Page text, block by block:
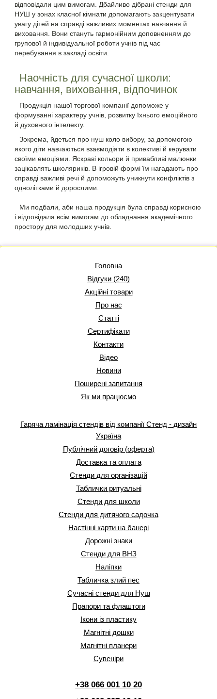
відповідали цим вимогам. Дбайливо дібрані стенди для
НУШ у зонах класної кімнати допомагають закцентувати
увагу дітей на справді важливих моментах навчання й
виховання. Вони стануть гармонійним доповненням до
групової й індивідуальної роботи учнів під час
перебування в закладі освіти.
Наочність для сучасної школи:
навчання, виховання, відпочинок
Продукція нашої торгової компанії допоможе у
формуванні характеру учнів, розвитку їхнього емоційного
й духовного інтелекту.
Зокрема, йдеться про нуш коло вибору, за допомогою
якого діти навчаються взаємодіяти в колективі й керувати
своїми емоціями. Яскраві кольори й привабливі малюнки
зацікавлять школяриків. В ігровій формі їм нагадають про
справді важливі речі й допоможуть уникнути конфліктів з
однолітками й дорослими.
Ми подбали, аби наша продукція була справді корисною
і відповідала всім вимогам до обладнання академічного
простору для молодших учнів.
Головна
Відгуки (240)
Акційні товари
Про нас
Статті
Сертифікати
Контакти
Відео
Новини
Поширені запитання
Як ми працюємо
Гаряча ламінація стендів від компанії Стенд - дизайн
Україна
Публічний договір (оферта)
Доставка та оплата
Стенди для організацій
Таблички ритуальні
Стенди для школи
Стенди для дитячого садочка
Настінні карти на банері
Дорожні знаки
Стенди для ВНЗ
Наліпки
Табличка злий пес
Сучасні стенди для Нуш
Прапори та флаштоги
Ікони із пластику
Магнітні дошки
Магнітні планери
Сувеніри
+38 066 001 10 20